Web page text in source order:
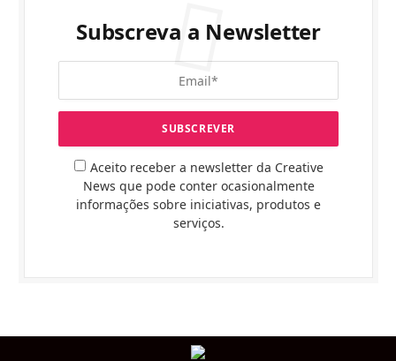
Subscreva a Newsletter
Aceito receber a newsletter da Creative
News que pode conter ocasionalmente
informações sobre iniciativas, produtos e
serviços.